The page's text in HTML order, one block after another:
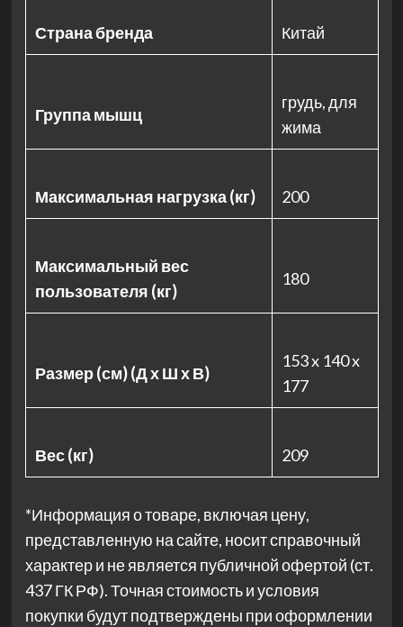
Страна бренда Китай
Группа мышц
грудь, для
жима
Максимальная нагрузка (кг) 200
Максимальный вес
пользователя (кг)
180
Размер (см) (Д х Ш х В)
153 x 140 x
177
Вес (кг) 209
*Информация о товаре, включая цену,
представленную на сайте, носит справочный
характер и не является публичной офертой (ст.
437 ГК РФ). Точная стоимость и условия
покупки будут подтверждены при оформлении